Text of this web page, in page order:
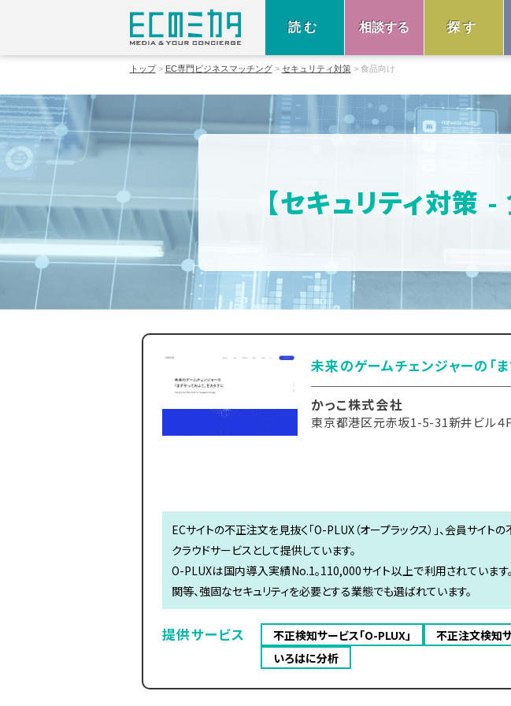
読む 相談する 探す
トップ EC専門ビジネスマッチング セキュリティ対策 食品向け
【セキュリティ対策
未来のゲームチェンジャーの「
かっこ株式会社
東京都港区元赤坂1-5-31新井ビル４F
ECサイトの不正注文を見抜く「O-PLUX（オープラックス）」、会員サイ
クラウドサービスとして提供しています。
O-PLUXは国内導入実績No.1。110,000サイト以上で利用されています
関等、強固なセキュリティを必要とする業態でも選ばれています。
提供サービス 不正検知サービス「O-PLUX」
不正注文検知サ
いろはに分析